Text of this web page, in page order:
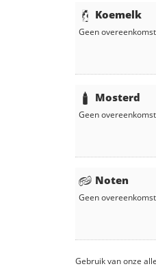
Koemelk
Geen
Mosterd
Geen
Noten
Geen
Gebruik van onze